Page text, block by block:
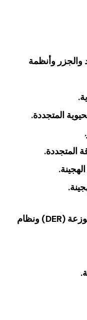
والجزر وأنظمة
المتجددة.
المتجددة.
المحور الخامس : موارد الطاقة الموزعة (DER) ونظام